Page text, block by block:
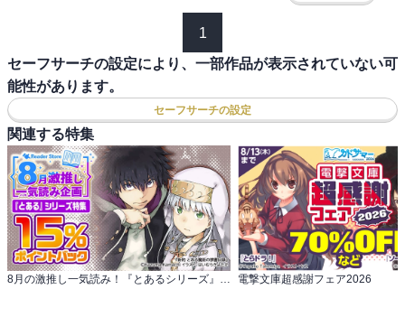
1
セーフサーチの設定により、一部作品が表示されていない可
能性があります。
セーフサーチの設定
関連する特集
8月の激推し一気読み！『とあるシリーズ』特集 電撃文庫超感謝フェア2026